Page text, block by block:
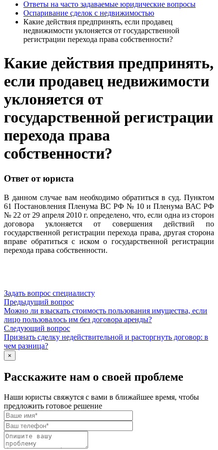
Ответы на часто задаваемые юридические вопросы
Оспаривание сделок с недвижимостью
Какие действия предпринять, если продавец
недвижимости уклоняется от государственной
регистрации перехода права собственности?
Какие действия предпринять,
если продавец недвижимости
уклоняется от
государственной регистрации
перехода права
собственности?
Ответ от юриста
В данном случае вам необходимо обратиться в суд. Пунктом
61 Постановления Пленума ВС РФ № 10 и Пленума ВАС РФ
№ 22 от 29 апреля 2010 г. определено, что, если одна из сторон
договора уклоняется от совершения действий по
государственной регистрации перехода права, другая сторона
вправе обратиться с иском о государственной регистрации
перехода права собственности.
Задать вопрос специалисту
Предыдущий вопрос
Можно ли взыскать стоимость пользования имущества, если
лицо пользовалось им без договора аренды?
Следующий вопрос
Признать сделку недействительной и расторгнуть договор: в
чем разница?
×
Расскажите нам о своей проблеме
Наши юристы свяжутся с вами в ближайшее время, чтобы
предложить готовое решение